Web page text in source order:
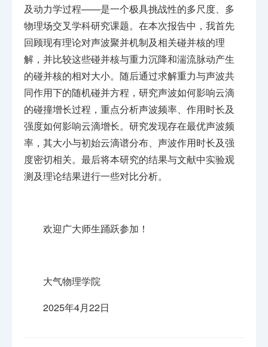
及动力学过程——是一个极具挑战性的多尺度、多
物理场交叉学科研究课题。在本次报告中，我首先
回顾现有理论对声波聚并机制及相关碰并核的理
解，并比较这些碰并核与重力沉降和湍流脉动产生
的碰并核的相对大小。随后通过求解重力与声波共
同作用下的随机碰并方程，研究声波如何影响云滴
的碰撞增长过程，重点分析声波频率、作用时长及
强度如何影响云滴增长。研究发现存在最优声波频
率，其大小与初始云滴谱分布、声波作用时长及强
度密切相关。最后将本研究的结果与文献中实验观
测及理论结果进行一些对比分析。
欢迎广大师生踊跃参加！
大气物理学院
2025年4月22日